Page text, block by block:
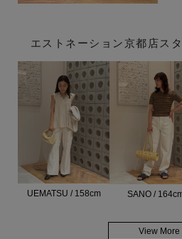
エストネーション京都店ス
UEMATSU / 158cm SANO /
View More